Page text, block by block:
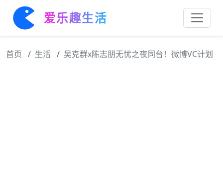
爱乐趣生活
首页 生活 吴克群x陈志朋无忧之夜同台！微博VC计划